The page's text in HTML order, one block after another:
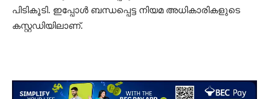
പിടികൂടി. ഇപ്പോൾ ബന്ധപ്പെട്ട നിയമ അധികാരികളുടെ
കസ്റ്റഡിയിലാണ്.